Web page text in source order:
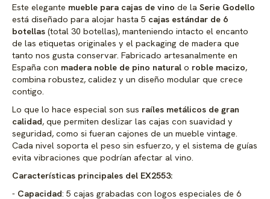
Este elegante mueble para cajas de vino de la Serie Godello
está diseñado para alojar hasta 5 cajas estándar de 6
botellas (total 30 botellas), manteniendo intacto el encanto
de las etiquetas originales y el packaging de madera que
tanto nos gusta conservar. Fabricado artesanalmente en
España con madera noble de pino natural o roble macizo,
combina robustez, calidez y un diseño modular que crece
contigo.
Lo que lo hace especial son sus raíles metálicos de gran
calidad, que permiten deslizar las cajas con suavidad y
seguridad, como si fueran cajones de un mueble vintage.
Cada nivel soporta el peso sin esfuerzo, y el sistema de guías
evita vibraciones que podrían afectar al vino.
Características principales del EX2553:
Capacidad: 5 cajas grabadas con logos especiales de 6